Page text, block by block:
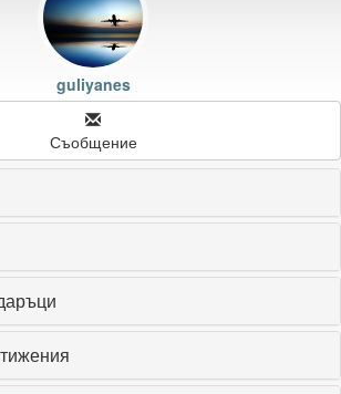
guliyanes
Съобщение